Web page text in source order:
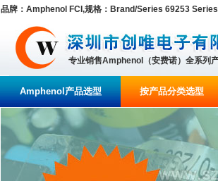
品牌：Amphenol FCI,规格：Brand/Series 69253
专业销售Amphenol（安费诺）全系列
Amphenol产品选型 按产品分类选型